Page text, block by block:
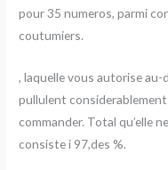
pour 35 numeros, parmi
coutumiers.
, laquelle vous autorise au-
pullulent
commander. Total qu’elle
consiste i 97,des %.